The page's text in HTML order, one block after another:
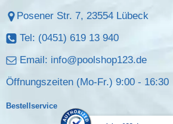
Posener Str. 7, 23554 Lübeck
Tel: (0451) 619 13 940
Email: info@poolshop123.de
Öffnungszeiten (Mo-Fr.) 9:00 - 16:30
Bestellservice